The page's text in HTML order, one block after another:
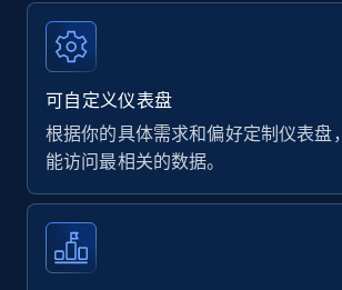
可自定义仪表盘
根据你的具体需求和偏好定制仪表盘
能访问最相关的数据。